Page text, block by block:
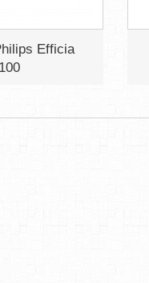
Efficia